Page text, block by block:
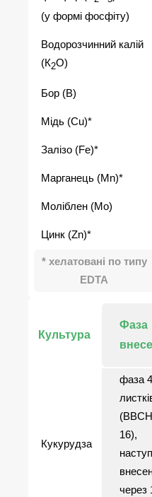
(у формі фосфіту)
Водорозчинний калій
(К2O)
Бор (В)
Мідь (Cu)*
Залізо (Fe)*
Марганець (Mn)*
Моліблен (Mo)
Цинк (Zn)*
* хелатовані по типу
EDTA
Культура
Фаза
Кукурудза
фаза
16),
через